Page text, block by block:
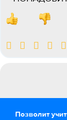
Позволит